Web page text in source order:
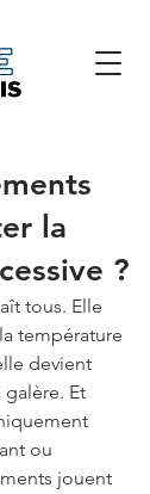
la
?
tous. Elle
température
devient
galère. Et
ou
jouent